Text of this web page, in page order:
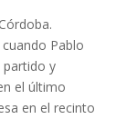
Pablo
partido y
el último
en el recinto